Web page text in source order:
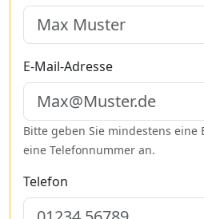
E-Mail-Adresse
Bitte geben Sie mindestens eine
eine Telefonnummer an.
Telefon